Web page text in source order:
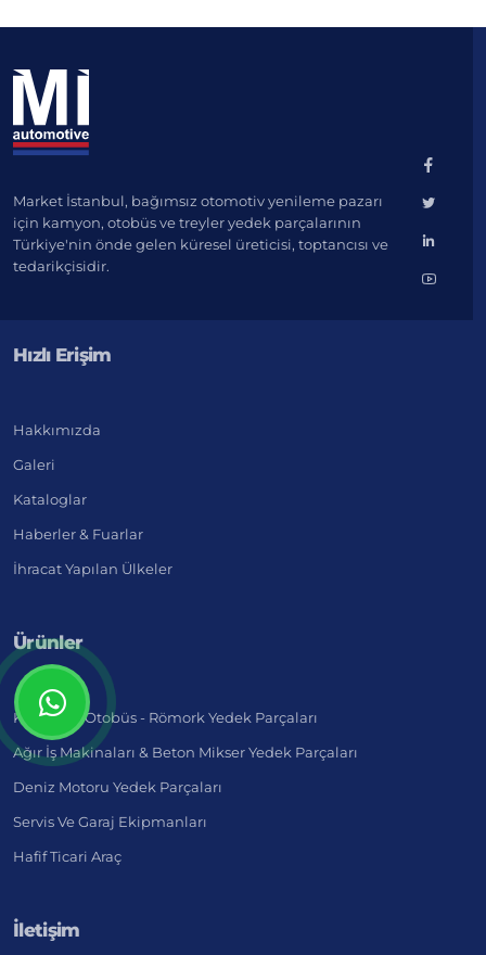
Market İstanbul, bağımsız otomotiv yenileme pazarı
için kamyon, otobüs ve treyler yedek parçalarının
Türkiye'nin önde gelen küresel üreticisi, toptancısı ve
tedarikçisidir.
Hızlı Erişim
Hakkımızda
Galeri
Kataloglar
Haberler & Fuarlar
İhracat Yapılan Ülkeler
Ürünler
Kamyon - Otobüs - Römork Yedek Parçaları
Ağır İş Makinaları & Beton Mikser Yedek Parçaları
Deniz Motoru Yedek Parçaları
Servis Ve Garaj Ekipmanları
Hafif Ticari Araç
İletişim